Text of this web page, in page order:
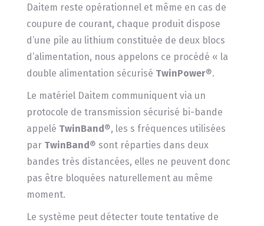
Daitem reste opérationnel et même en cas de
coupure de courant, chaque produit dispose
d’une pile au lithium constituée de deux blocs
d’alimentation, nous appelons ce procédé « la
double alimentation sécurisé TwinPower®.
Le matériel Daitem communiquent via un
protocole de transmission sécurisé bi-bande
appelé TwinBand ®, les s fréquences utilisées
par TwinBand ® sont réparties dans deux
bandes très distancées, elles ne peuvent donc
pas être bloquées naturellement au même
moment.
Le système peut détecter toute tentative de